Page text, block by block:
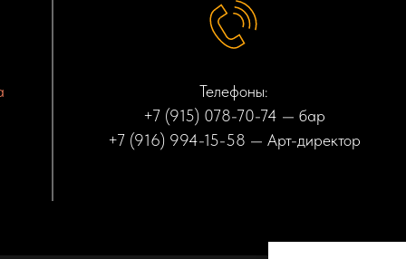
Телефоны:
+7 (915) 078-70-74 — бар
+7 (916) 994-15-58 — Арт-директор